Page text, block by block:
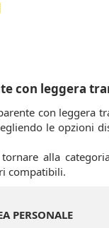
con leggera
con leggera
le opzioni
alla
compatibili.
PERSONALE